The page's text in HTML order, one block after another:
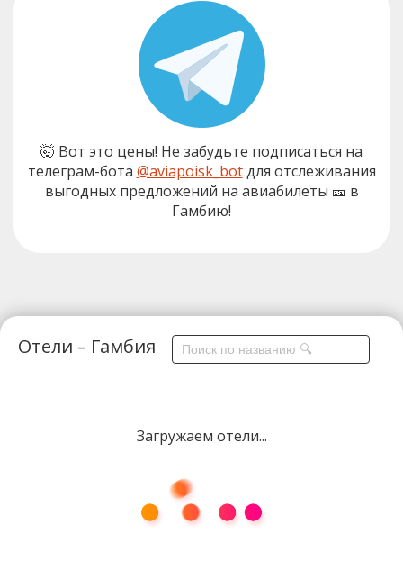
🤯 Вот это цены! Не забудьте подписаться на
телеграм-бота @aviapoisk_botдля отслеживания
выгодных предложений на авиабилеты 🎫 в
Гамбию!
Отели – Гамбия
Загружаем отели...